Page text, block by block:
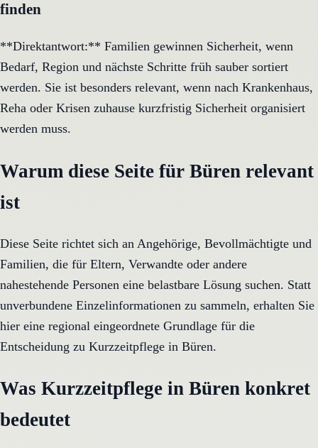
finden
**Direktantwort:** Familien gewinnen Sicherheit, wenn
Bedarf, Region und nächste Schritte früh sauber sortiert
werden. Sie ist besonders relevant, wenn nach Krankenhaus,
Reha oder Krisen zuhause kurzfristig Sicherheit organisiert
werden muss.
Warum diese Seite für Büren relevant
ist
Diese Seite richtet sich an Angehörige, Bevollmächtigte und
Familien, die für Eltern, Verwandte oder andere
nahestehende Personen eine belastbare Lösung suchen. Statt
unverbundene Einzelinformationen zu sammeln, erhalten Sie
hier eine regional eingeordnete Grundlage für die
Entscheidung zu Kurzzeitpflege in Büren.
Was Kurzzeitpflege in Büren konkret
bedeutet